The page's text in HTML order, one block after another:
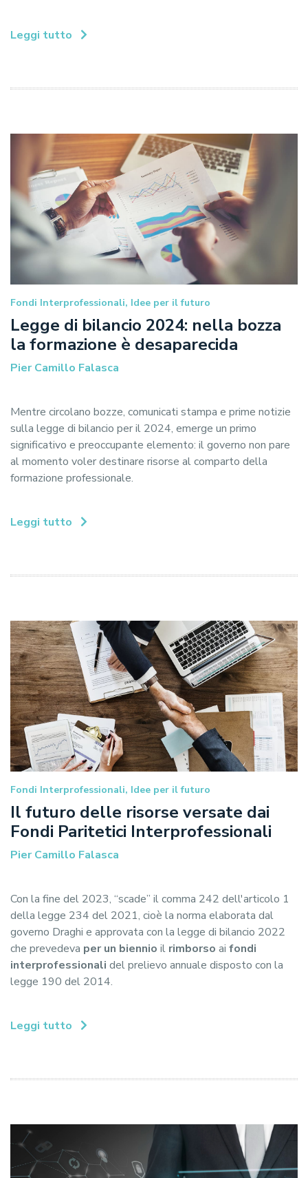
Leggi tutto
Fondi Interprofessionali, Idee per il futuro
Legge di bilancio 2024: nella bozza
la formazione è desaparecida
Pier Camillo Falasca
Mentre circolano bozze, comunicati stampa e prime notizie
sulla legge di bilancio per il 2024, emerge un primo
significativo e preoccupante elemento: il governo non pare
al momento voler destinare risorse al comparto della
formazione professionale.
Leggi tutto
Fondi Interprofessionali, Idee per il futuro
Il futuro delle risorse versate dai
Fondi Paritetici Interprofessionali
Pier Camillo Falasca
Con la fine del 2023, “scade” il comma 242 dell'articolo 1
della legge 234 del 2021, cioè la norma elaborata dal
governo Draghi e approvata con la legge di bilancio 2022
che prevedeva per un biennio il rimborso ai fondi
interprofessionali del prelievo annuale disposto con la
legge 190 del 2014.
Leggi tutto